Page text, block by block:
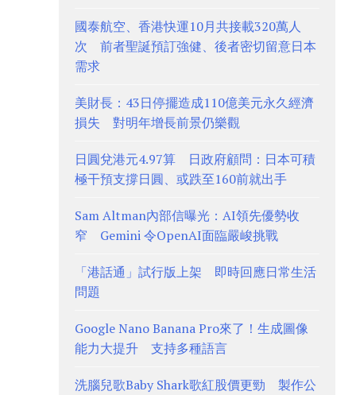
國泰航空、香港快運10月共接載320萬人
次 前者聖誕預訂強健、後者密切留意日本
需求
美財長：43日停擺造成110億美元永久經濟
損失 對明年增長前景仍樂觀
日圓兌港元4.97算 日政府顧問：日本可積
極干預支撐日圓、或跌至160前就出手
Sam Altman內部信曝光：AI領先優勢收
窄 Gemini 令OpenAI面臨嚴峻挑戰
「港話通」試行版上架 即時回應日常生活
問題
Google Nano Banana Pro來了！生成圖像
能力大提升 支持多種語言
洗腦兒歌Baby Shark歌紅股價更勁 製作公